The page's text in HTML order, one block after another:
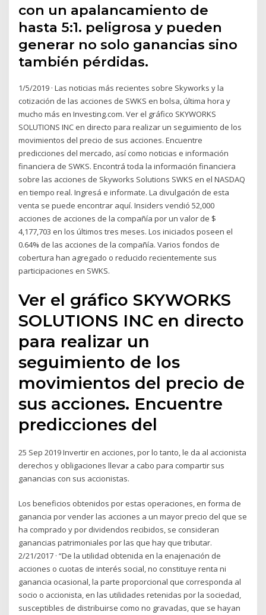
con un apalancamiento de
hasta 5:1. peligrosa y pueden
generar no solo ganancias sino
también pérdidas.
1/5/2019 · Las noticias más recientes sobre Skyworks y la
cotización de las acciones de SWKS en bolsa, última hora y
mucho más en Investing.com. Ver el gráfico SKYWORKS
SOLUTIONS INC en directo para realizar un seguimiento de los
movimientos del precio de sus acciones. Encuentre
predicciones del mercado, así como noticias e información
financiera de SWKS. Encontrá toda la información financiera
sobre las acciones de Skyworks Solutions SWKS en el NASDAQ
en tiempo real. Ingresá e informate. La divulgación de esta
venta se puede encontrar aquí. Insiders vendió 52,000
acciones de acciones de la compañía por un valor de $
4,177,703 en los últimos tres meses. Los iniciados poseen el
0.64% de las acciones de la compañía. Varios fondos de
cobertura han agregado o reducido recientemente sus
participaciones en SWKS.
Ver el gráfico SKYWORKS
SOLUTIONS INC en directo
para realizar un
seguimiento de los
movimientos del precio de
sus acciones. Encuentre
predicciones del
25 Sep 2019 Invertir en acciones, por lo tanto, le da al accionista
derechos y obligaciones llevar a cabo para compartir sus
ganancias con sus accionistas.
Los beneficios obtenidos por estas operaciones, en forma de
ganancia por vender las acciones a un mayor precio del que se
ha comprado y por dividendos recibidos, se consideran
ganancias patrimoniales por las que hay que tributar.
2/21/2017 · “De la utilidad obtenida en la enajenación de
acciones o cuotas de interés social, no constituye renta ni
ganancia ocasional, la parte proporcional que corresponda al
socio o accionista, en las utilidades retenidas por la sociedad,
susceptibles de distribuirse como no gravadas, que se hayan